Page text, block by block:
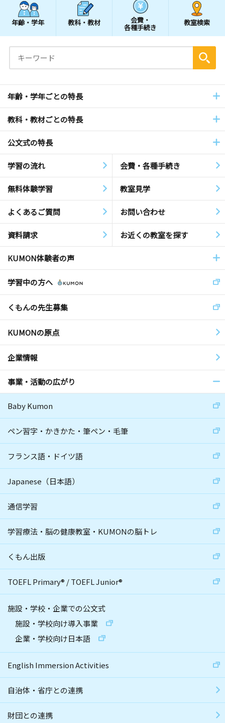
年齢・学年 教科・教材 会費・
各種手続き
教室検索
年齢・学年ごとの特長
教科・教材ごとの特長
公文式の特長
学習の流れ 会費・各種手続き
無料体験学習 教室見学
よくあるご質問 お問い合わせ
資料請求 お近くの教室を探す
KUMON体験者の声
学習中の方へ
くもんの先生募集
KUMONの原点
企業情報
事業・活動の広がり
Baby Kumon
ペン習字・かきかた・筆ペン・毛筆
フランス語・ドイツ語
Japanese（日本語）
通信学習
学習療法・脳の健康教室・KUMONの脳トレ
くもん出版
TOEFL Primary® /TOEFL Junior®
施設・学校・企業での公文式
施設・学校向け導入事業
企業・学校向け日本語
English Immersion Activities
自治体・省庁との連携
財団との連携